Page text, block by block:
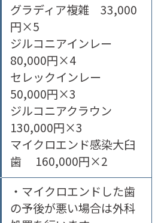
グラディア複雑 33,000
円×5
ジルコニアインレー
80,000円×4
セレックインレー
50,000円×3
ジルコニアクラウン
130,000円×3
マイクロエンド感染大臼
歯 160,000円×2
・マイクロエンドした歯
の予後が悪い場合は外科